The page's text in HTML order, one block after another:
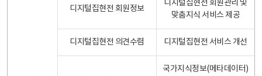
디지털집현전 회원정보
디지털집현전 회원관리 및
맞춤지식 서비스 제공
디지털집현전 의견수렴 디지털집현전 서비스 개선
국가지식정보(메타데이터)